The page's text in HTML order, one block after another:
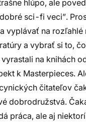
hlúpo, ale
sci-fi veci”.
vyplávať na rozľahlé
a vybrať si to,
na knihách
k Masterpieces.
čitateľov
dobrodružstvá.
práca, ale aj